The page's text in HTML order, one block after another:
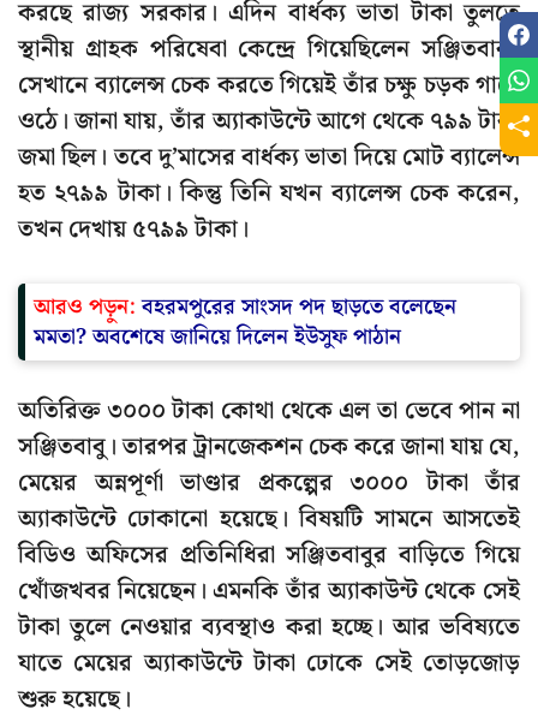
করছে রাজ্য সরকার। এদিন বার্ধক্য ভাতা টাকা তুলতে
স্থানীয় গ্রাহক পরিষেবা কেন্দ্রে গিয়েছিলেন সঞ্জিতবাবু।
সেখানে ব্যালেন্স চেক করতে গিয়েই তাঁর চক্ষু চড়ক গাছে
ওঠে। জানা যায়, তাঁর অ্যাকাউন্টে আগে থেকে ৭৯৯ টাকা
জমা ছিল। তবে দু’মাসের বার্ধক্য ভাতা দিয়ে মোট ব্যালেন্স
হত ২৭৯৯ টাকা। কিন্তু তিনি যখন ব্যালেন্স চেক করেন,
তখন দেখায় ৫৭৯৯ টাকা।
আরও পড়ুন:বহরমপুরের সাংসদ পদ ছাড়তে বলেছেন
মমতা? অবশেষে জানিয়ে দিলেন ইউসুফ পাঠান
অতিরিক্ত ৩০০০ টাকা কোথা থেকে এল তা ভেবে পান না
সঞ্জিতবাবু। তারপর ট্রানজেকশন চেক করে জানা যায় যে,
মেয়ের অন্নপূর্ণা ভাণ্ডার প্রকল্পের ৩০০০ টাকা তাঁর
অ্যাকাউন্টে ঢোকানো হয়েছে। বিষয়টি সামনে আসতেই
বিডিও অফিসের প্রতিনিধিরা সঞ্জিতবাবুর বাড়িতে গিয়ে
খোঁজখবর নিয়েছেন। এমনকি তাঁর অ্যাকাউন্ট থেকে সেই
টাকা তুলে নেওয়ার ব্যবস্থাও করা হচ্ছে। আর ভবিষ্যতে
যাতে মেয়ের অ্যাকাউন্টে টাকা ঢোকে সেই তোড়জোড়
শুরু হয়েছে।